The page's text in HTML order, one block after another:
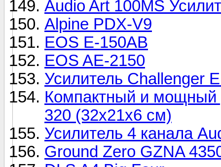
Audio Art 100MS
Alpine PDX-V9
ЕОS E-150AB
EOS AE-2150
Усилитель Challenger
Компактный и мощный
320 (32х21х6 см)
Усилитель 4 канала
Ground Zero GZNA